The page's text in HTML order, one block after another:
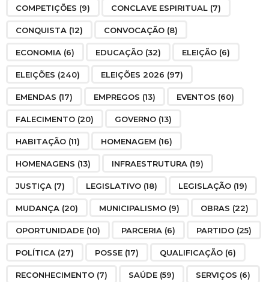
COMPETIÇÕES (9) CONCLAVE ESPIRITUAL (7)
CONQUISTA (12) CONVOCAÇÃO (8)
ECONOMIA (6) EDUCAÇÃO (32) ELEIÇÃO (6)
ELEIÇÕES (240) ELEIÇÕES 2026 (97)
EMENDAS (17) EMPREGOS (13) EVENTOS (60)
FALECIMENTO (20) GOVERNO (13)
HABITAÇÃO (11) HOMENAGEM (16)
HOMENAGENS (13) INFRAESTRUTURA (19)
JUSTIÇA (7) LEGISLATIVO (18) LEGISLAÇÃO (19)
MUDANÇA (20) MUNICIPALISMO (9) OBRAS (22)
OPORTUNIDADE (10) PARCERIA (6) PARTIDO (25)
POLÍTICA (27) POSSE (17) QUALIFICAÇÃO (6)
RECONHECIMENTO (7) SAÚDE (59) SERVIÇOS (6)